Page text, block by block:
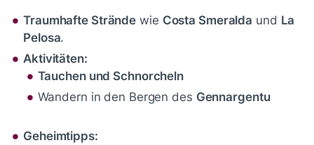
Traumhafte Strände wie Costa Smeralda und La
Pelosa.
Aktivitäten:
Tauchen und Schnorcheln
Wandern in den Bergen des Gennargentu
Geheimtipps: